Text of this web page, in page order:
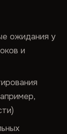
ожидания у
и